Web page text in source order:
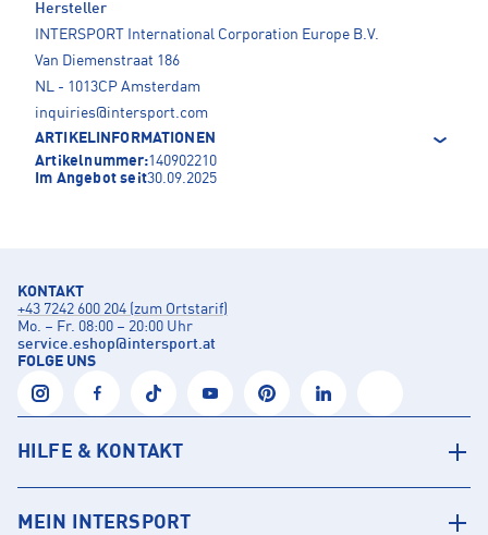
Hersteller
INTERSPORT International Corporation Europe B.V.
Van Diemenstraat 186
NL - 1013CP Amsterdam
inquiries@intersport.com
ARTIKELINFORMATIONEN
Artikelnummer:140902210
Im Angebot seit30.09.2025
KONTAKT
+43 7242 600 204 (zum Ortstarif)
Mo. – Fr. 08:00 – 20:00 Uhr
service.eshop@intersport.at
FOLGE UNS
HILFE & KONTAKT
MEIN INTERSPORT